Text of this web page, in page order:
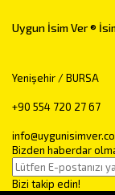
Uygun İsim Ver ®
Yenişehir / BURSA
+90 554 720 27 67
Bizden haberdar
Bizi takip edin!